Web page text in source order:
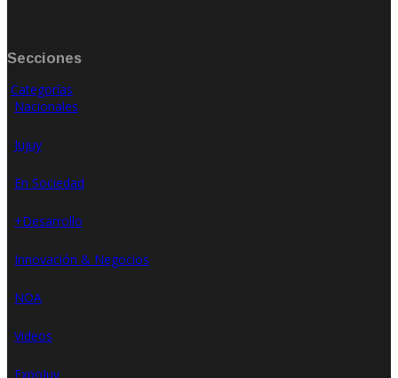
Secciones
Categorías
Nacionales
Jujuy
En Sociedad
+Desarrollo
Innovación & Negocios
NOA
Videos
ExpoJuy